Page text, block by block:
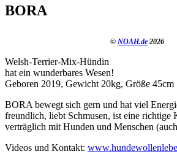
BORA
© NOAH.de 2026
Welsh-Terrier-Mix-Hündin
hat ein wunderbares Wesen!
Geboren 2019, Gewicht 20kg, Größe 45cm
BORA bewegt sich gern und hat viel
freundlich, liebt Schmusen, ist eine richtige
verträglich mit Hunden und Menschen
Videos und Kontakt: